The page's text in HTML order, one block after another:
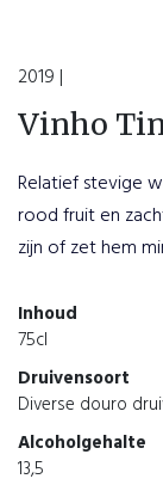
2019 |
Vinho
Relatief stevige
rood fruit en
zijn of zet hem
Inhoud
75cl
Druivensoort
Diverse douro
Alcoholgehalte
13,5